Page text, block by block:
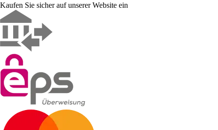
Kaufen Sie sicher auf unserer Website ein